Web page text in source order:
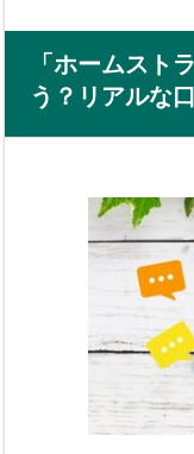
「ホームス
う？リアルな